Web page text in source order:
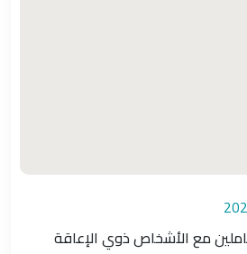
مع الأشخاص ذوي الإعاقة